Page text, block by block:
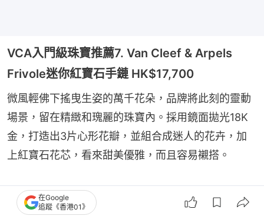
VCA入門級珠寶推薦7. Van Cleef & Arpels
Frivole迷你紅寶石手鏈 HK$17,700
微風輕佛下搖曳生姿的萬千花朵，品牌將此刻的靈動
場景，留在精緻和瑰麗的珠寶內。採用鏡面拋光18K
金，打造出3片心形花瓣，並組合成迷人的花卉，加
上紅寶石花芯，看來甜美優雅，而且容易襯搭。
在Google
追蹤《香港01》